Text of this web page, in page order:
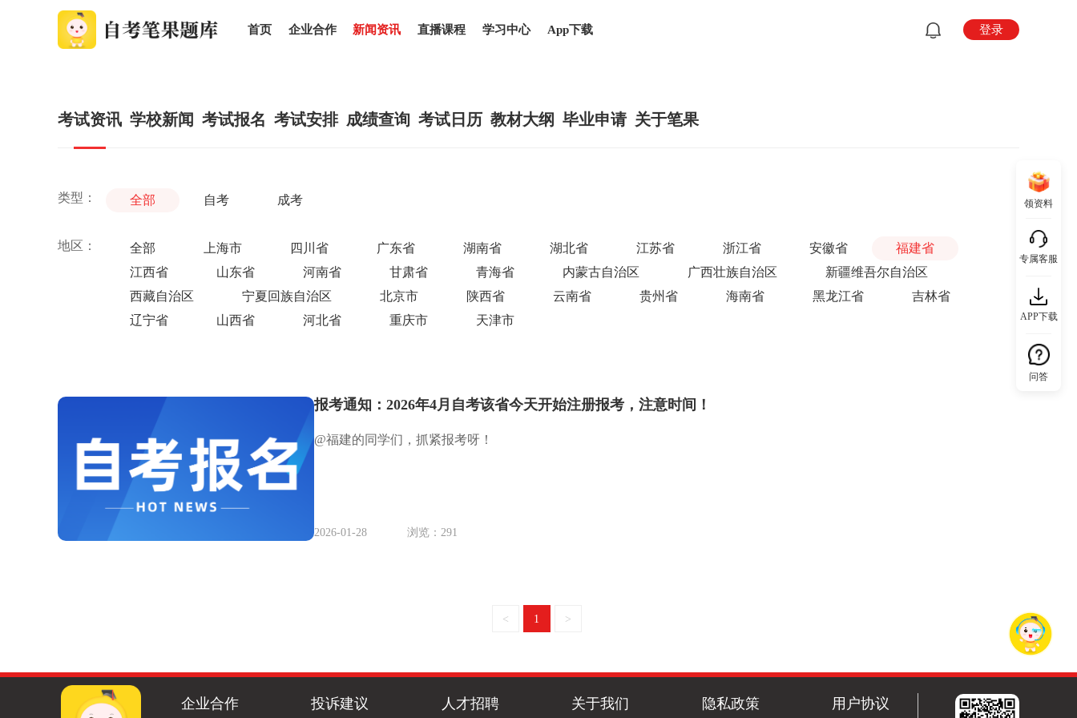
首页 企业合作 新闻资讯 直播课程 学习中心 App下载 登录
领资料
专属客服
APP下载
问答
考试资讯 学校新闻 考试报名 考试安排 成绩查询 考试日历 教材大纲 毕业申请 关于笔果
类型： 全部 自考 成考
地区： 全部 上海市 四川省 广东省 湖南省 湖北省 江苏省 浙江省 安徽省
福建省
江西省
山东省 河南省 甘肃省 青海省 内蒙古自治区 广西壮族自治区
新疆维吾尔自治区
西藏自治区
宁夏回族自治区 北京市 陕西省 云南省 贵州省 海南省 黑龙江省
吉林省
辽宁省
山西省 河北省 重庆市 天津市
报考通知：2026年4月自考该省今天开始注册报考，注意时间！
@福建的同学们，抓紧报考呀！
2026-01-28 浏览：291
< 1 >
企业合作 投诉建议 人才招聘 关于我们 隐私政策 用户协议